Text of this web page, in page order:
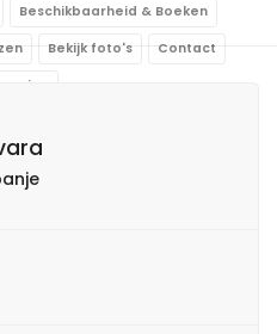
Beschikbaarheid & Boeken
Bekijk foto's Contact